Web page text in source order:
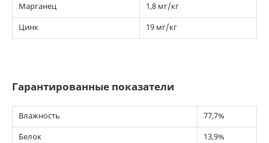
Марганец
1,8 мг/кг
Цинк
19 мг/кг
Гарантированные показатели
Влажность
77,7%
Белок
13,9%